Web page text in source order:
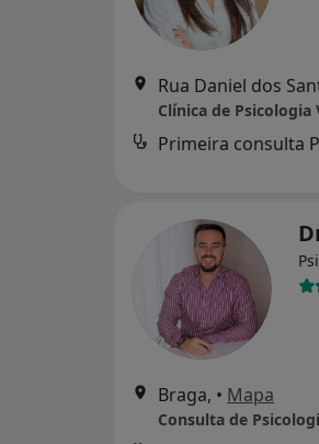
Clínica de Psicologia
Braga, • Mapa
Consulta de